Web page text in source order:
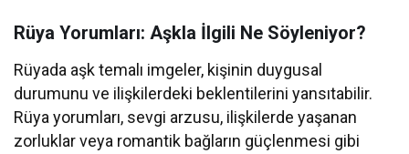
Rüya Yorumları: Aşkla İlgili Ne Söyleniyor?
Rüyada aşk temalı imgeler, kişinin duygusal
durumunu ve ilişkilerdeki beklentilerini yansıtabilir.
Rüya yorumları, sevgi arzusu, ilişkilerde yaşanan
zorluklar veya romantik bağların güçlenmesi gibi